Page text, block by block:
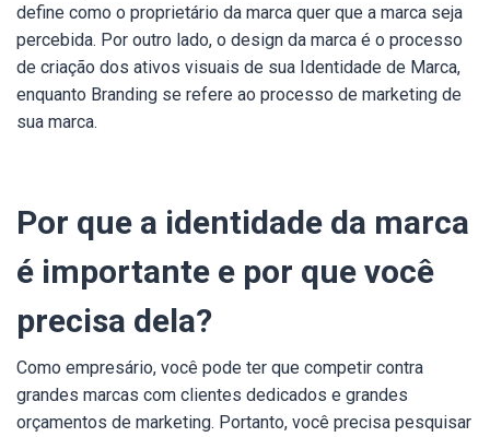
define como o proprietário da marca quer que a marca seja
percebida. Por outro lado, o design da marca é o processo
de criação dos ativos visuais de sua Identidade de Marca,
enquanto Branding se refere ao processo de marketing de
sua marca.
Por que a identidade da marca
é importante e por que você
precisa dela?
Como empresário, você pode ter que competir contra
grandes marcas com clientes dedicados e grandes
orçamentos de marketing. Portanto, você precisa pesquisar